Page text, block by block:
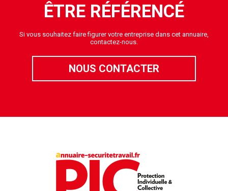
ÊTRE RÉFÉRENCÉ
Si vous souhaitez faire figurer votre entreprise dans cet annuaire,
contactez-nous.
NOUS CONTACTER